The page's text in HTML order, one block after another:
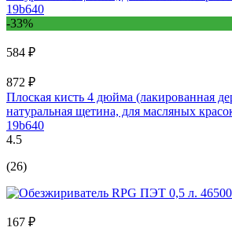
-33%
584 ₽
872 ₽
Плоская кисть 4 дюйма (лакированная
натуральная щетина, для масляных
19b640
4.5
(26)
167 ₽